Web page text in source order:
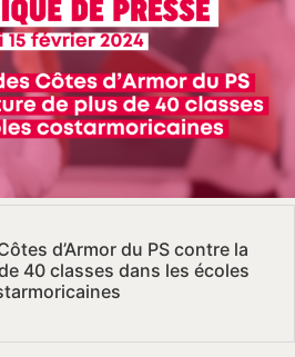
d’Armor du PS contre la
40 classes dans les écoles